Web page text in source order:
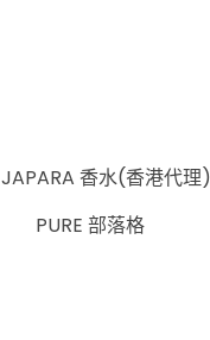
JAPARA 香水(香港代理)
PURE 部落格